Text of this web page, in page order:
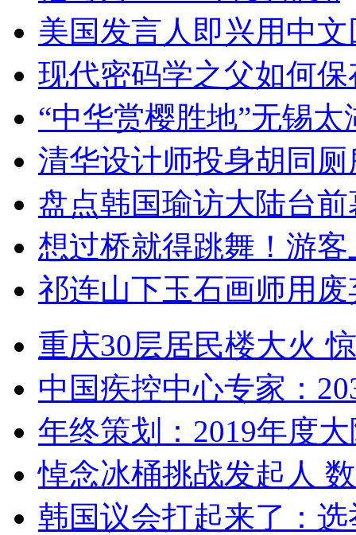
美国发言人即兴用中
现代密码学之父如何
“中华赏樱胜地”无锡
清华设计师投身胡同
盘点韩国瑜访大陆台
想过桥就得跳舞！游客
祁连山下玉石画师用
重庆30层居民楼大火
中国疾控中心专家：
年终策划：2019年度
悼念冰桶挑战发起人
韩国议会打起来了：